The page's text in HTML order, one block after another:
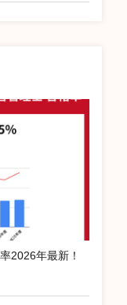
2026年最新！